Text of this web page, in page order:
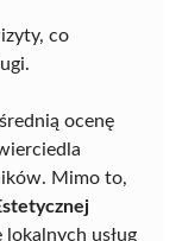
co
ocenę
Mimo to,
usług